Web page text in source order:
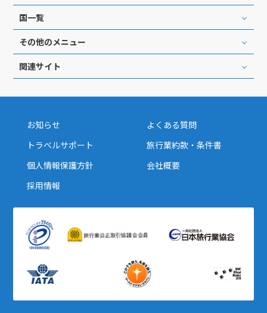
国一覧
その他のメニュー
関連サイト
お知らせ
よくある質問
トラベルサポート
旅行業約款・条件書
個人情報保護方針
会社概要
採用情報